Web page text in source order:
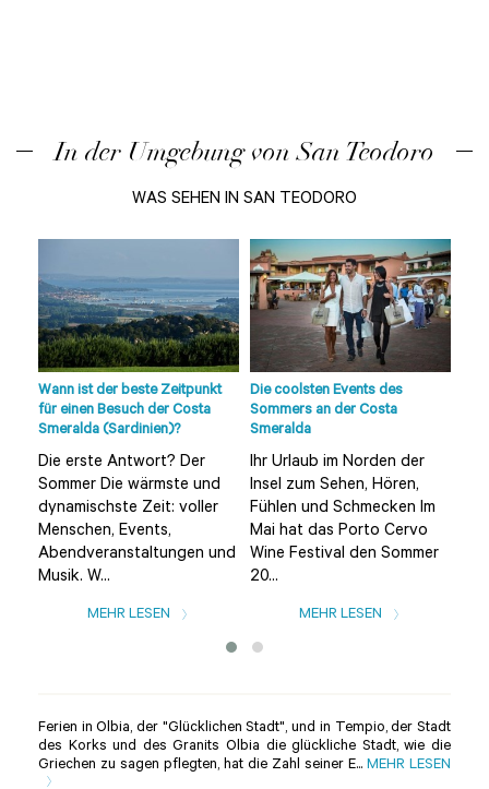
In der Umgebung von San Teodoro
WAS SEHEN IN SAN TEODORO
Wann ist der beste Zeitpunkt
für einen Besuch der Costa
Smeralda (Sardinien)?
Die erste Antwort? Der
Sommer Die wärmste und
dynamischste Zeit: voller
Menschen, Events,
Abendveranstaltungen und
Musik. W...
MEHR LESEN
Die coolsten Events des
Sommers an der Costa
Smeralda
Ihr Urlaub im Norden der
Insel zum Sehen, Hören,
Fühlen und Schmecken Im
Mai hat das Porto Cervo
Wine Festival den Sommer
20...
MEHR LESEN
Ferien in Olbia, der "Glücklichen Stadt", und in Tempio, der Stadt
des Korks und des Granits Olbia die glückliche Stadt, wie die
Griechen zu sagen pflegten, hat die Zahl seiner E... MEHR LESEN